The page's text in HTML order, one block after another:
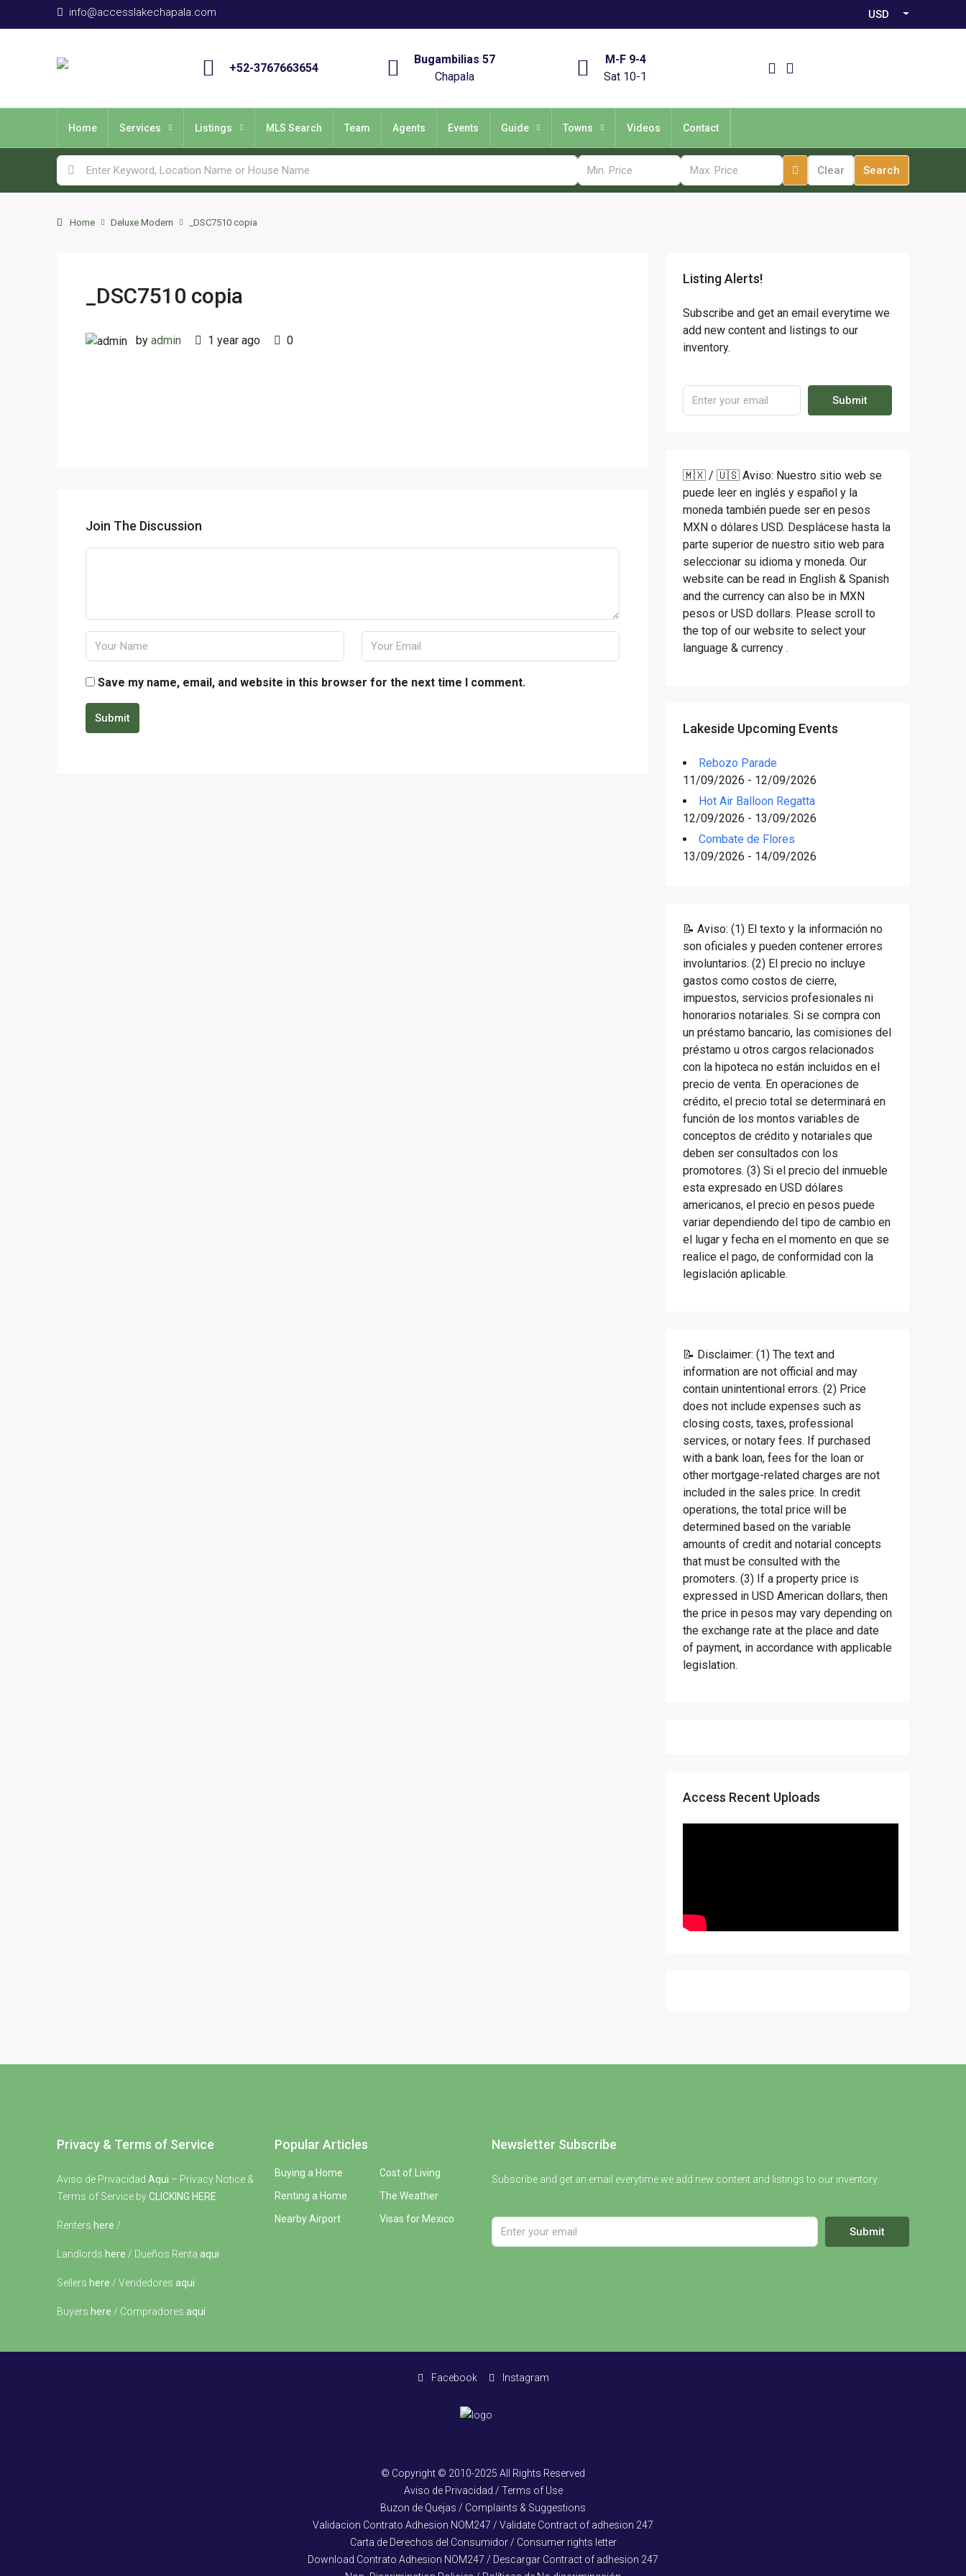
info@accesslakechapala.com USD
+52-3767663654
Bugambilias 57
Chapala
M-F 9-4
Sat 10-1
Home Services Listings MLS Search Team Agents Events Guide Towns Videos Contact
Clear Search
Home Deluxe Modern _DSC7510 copia
_DSC7510 copia
by admin 1 year ago 0
Join The Discussion
Save my name, email, and website in this browser for the next time I comment.
Submit
Listing Alerts!
Subscribe and get an email everytime we
add new content and listings to our
inventory.
Submit
🇲🇽 / 🇺🇸 Aviso: Nuestro sitio web se
puede leer en inglés y español y la
moneda también puede ser en pesos
MXN o dólares USD. Desplácese hasta la
parte superior de nuestro sitio web para
seleccionar su idioma y moneda. Our
website can be read in English & Spanish
and the currency can also be in MXN
pesos or USD dollars. Please scroll to
the top of our website to select your
language & currency .
Lakeside Upcoming Events
Rebozo Parade
11/09/2026 - 12/09/2026
Hot Air Balloon Regatta
12/09/2026 - 13/09/2026
Combate de Flores
13/09/2026 - 14/09/2026
📝 Aviso: (1) El texto y la información no
son oficiales y pueden contener errores
involuntarios. (2) El precio no incluye
gastos como costos de cierre,
impuestos, servicios profesionales ni
honorarios notariales. Si se compra con
un préstamo bancario, las comisiones del
préstamo u otros cargos relacionados
con la hipoteca no están incluidos en el
precio de venta. En operaciones de
crédito, el precio total se determinará en
función de los montos variables de
conceptos de crédito y notariales que
deben ser consultados con los
promotores. (3) Si el precio del inmueble
esta expresado en USD dólares
americanos, el precio en pesos puede
variar dependiendo del tipo de cambio en
el lugar y fecha en el momento en que se
realice el pago, de conformidad con la
legislación aplicable.
📝 Disclaimer: (1) The text and
information are not official and may
contain unintentional errors. (2) Price
does not include expenses such as
closing costs, taxes, professional
services, or notary fees. If purchased
with a bank loan, fees for the loan or
other mortgage-related charges are not
included in the sales price. In credit
operations, the total price will be
determined based on the variable
amounts of credit and notarial concepts
that must be consulted with the
promoters. (3) If a property price is
expressed in USD American dollars, then
the price in pesos may vary depending on
the exchange rate at the place and date
of payment, in accordance with applicable
legislation.
Access Recent Uploads
Privacy & Terms of Service
Aviso de Privacidad Aqui – Privacy Notice &
Terms of Service byCLICKING HERE
Renters here /
Landlords here / Dueños Renta aqui
Sellers here / Vendedores aqui
Buyers here / Compradores aqui
Popular Articles
Buying a Home
Renting a Home
Nearby Airport
Cost of Living
The Weather
Visas for Mexico
Newsletter Subscribe
Subscribe and get an email everytime we add new content and listings to our inventory.
Submit
Facebook Instagram
© Copyright © 2010-2025 All Rights Reserved
Aviso de Privacidad / Terms of Use
Buzon de Quejas / Complaints & Suggestions
Validacion Contrato Adhesion NOM247 / Validate Contract of adhesion 247
Carta de Derechos del Consumidor / Consumer rights letter
Download Contrato Adhesion NOM247 / Descargar Contract of adhesion 247